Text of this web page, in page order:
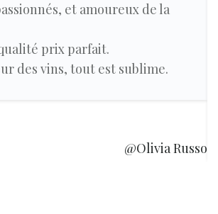
et amoureux de la
prix parfait.
des vins, tout est sublime.
@Olivia Russo